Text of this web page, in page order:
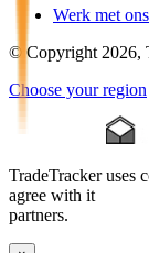
Werk met
© Copyright 2026,
Choose your region
TradeTracker uses
agree with it
partners.